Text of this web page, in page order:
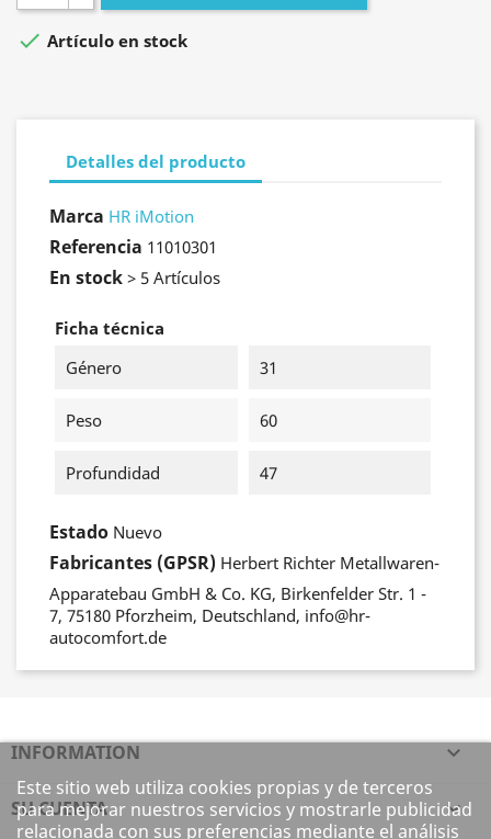
 Artículo en stock
Detalles del producto
Marca HR iMotion
Referencia 11010301
En stock > 5 Artículos
Ficha técnica
Género
31
Peso 60
Profundidad 47
Estado Nuevo
Fabricantes (GPSR) Herbert Richter Metallwaren-
Apparatebau GmbH & Co. KG, Birkenfelder Str. 1 -
7, 75180 Pforzheim, Deutschland, info@hr-
autocomfort.de
INFORMATION 
SU CUENTA 
Este sitio web utiliza cookies propias y de terceros
para mejorar nuestros servicios y mostrarle publicidad
relacionada con sus preferencias mediante el análisis